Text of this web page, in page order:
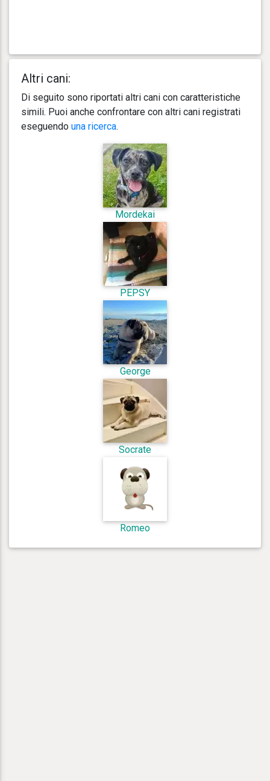
Altri cani:
Di seguito sono riportati altri cani con caratteristiche
simili. Puoi anche confrontare con altri cani registrati
eseguendo una ricerca.
Mordekai
PEPSY
George
Socrate
Romeo